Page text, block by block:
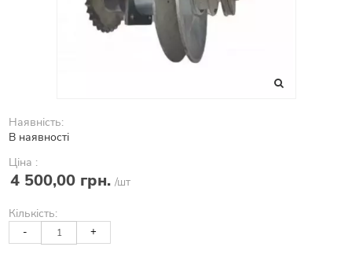
Наявність:
В наявності
Ціна :
4 500,00 грн. /шт
Кількість:
- +